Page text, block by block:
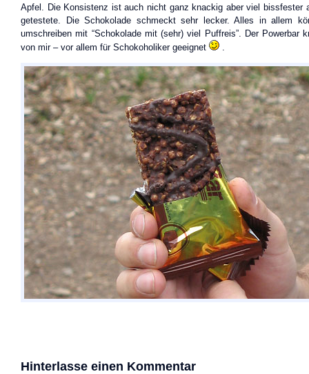
Apfel. Die Konsistenz ist auch nicht ganz knackig aber viel bissfester
getestete. Die Schokolade schmeckt sehr lecker. Alles in allem
umschreiben mit “Schokolade mit (sehr) viel Puffreis”. Der Powerbar
von mir – vor allem für Schokoholiker geeignet
.
Hinterlasse einen Kommentar